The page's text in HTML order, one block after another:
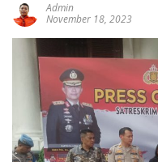
Admin
November 18, 2023